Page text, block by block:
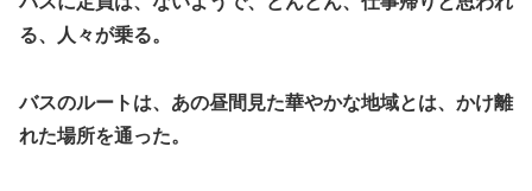
る、人々が乗る。
バスのルートは、あの昼間見た華やかな地域とは、かけ離
れた場所を通った。